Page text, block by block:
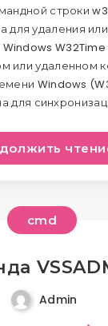
строки
для удаления
W32Time
или удаленном
Windows
для
cmd
Admin